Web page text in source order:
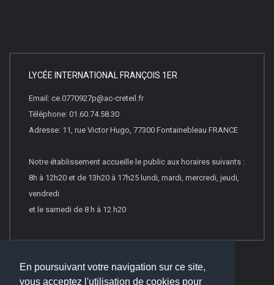
En poursuivant votre navigation sur ce site,
vous acceptez l'utilisation de cookies pour
LYCÉE INTERNATIONAL FRANÇOIS 1ER
Email: ce.0770927p@ac-creteil.fr
Téléphone: 01.60.74.58.30
Adresse: 11, rue Victor Hugo, 77300 Fontainebleau FRANCE
Notre établissement accueille le public aux horaires suivants :
8h à 12h20 et de 13h20 à 17h25 lundi, mardi, mercredi, jeudi,
vendredi
et le samedi de 8 h à 12 h20